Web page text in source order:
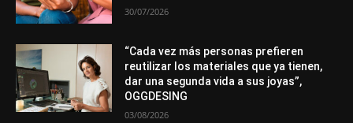
30/07/2026
“Cada vez más personas prefieren
reutilizar los materiales que ya tienen,
dar una segunda vida a sus joyas”,
OGGDESING
03/08/2026